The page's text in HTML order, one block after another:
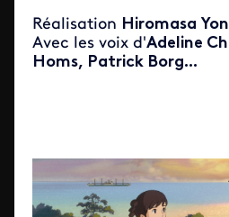
Réalisation Hiromasa
Avec les voix d'Adeline
Homs, Patrick Borg...